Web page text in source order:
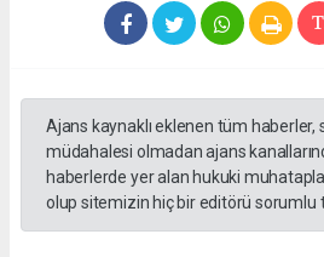
Ajans kaynaklı eklenen tüm
müdahalesi olmadan ajans
haberlerde yer alan hukuki
olup sitemizin hiç bir editörü sorumlu